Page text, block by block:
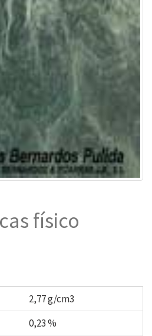
físico
2,77 g/cm3
0,23 %